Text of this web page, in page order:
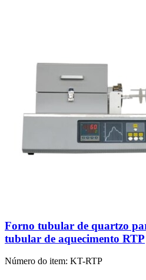
Forno tubular de quartzo
tubular de aquecimento RTP
Número do item: KT-RTP